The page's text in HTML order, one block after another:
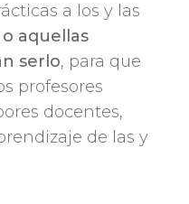
a los y las
aquellas
serlo, para que
profesores
docentes,
de las y